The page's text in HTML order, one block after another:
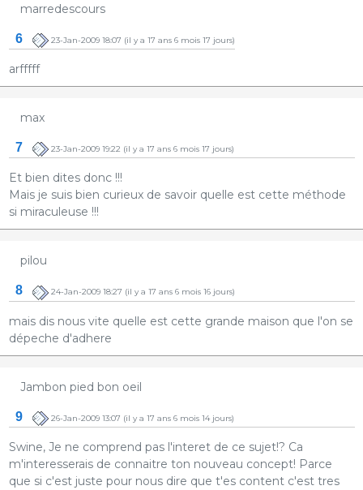
marredescours
6 23-Jan-2009 18:07 (il y a 17 ans 6 mois 17 jours)
arfffff
max
7 23-Jan-2009 19:22 (il y a 17 ans 6 mois 17 jours)
Et bien dites donc !!!
Mais je suis bien curieux de savoir quelle est cette méthode
si miraculeuse !!!
pilou
8 24-Jan-2009 18:27 (il y a 17 ans 6 mois 16 jours)
mais dis nous vite quelle est cette grande maison que l'on se
dépeche d'adhere
Jambon pied bon oeil
9 26-Jan-2009 13:07 (il y a 17 ans 6 mois 14 jours)
Swine, Je ne comprend pas l'interet de ce sujet!? Ca
m'interesserais de connaitre ton nouveau concept! Parce
que si c'est juste pour nous dire que t'es content c'est tres